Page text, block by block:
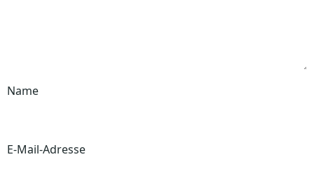
Name
E-Mail-Adresse